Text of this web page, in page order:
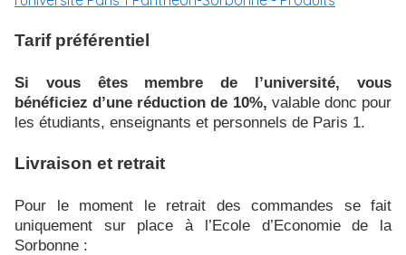
Tarif préférentiel
Si vous êtes membre de l’université, vous
bénéficiez d’une réduction de 10%, valable donc pour
les étudiants, enseignants et personnels de Paris 1.
Livraison et retrait
Pour le moment le retrait des commandes se fait
uniquement sur place à l’Ecole d’Economie de la
Sorbonne :